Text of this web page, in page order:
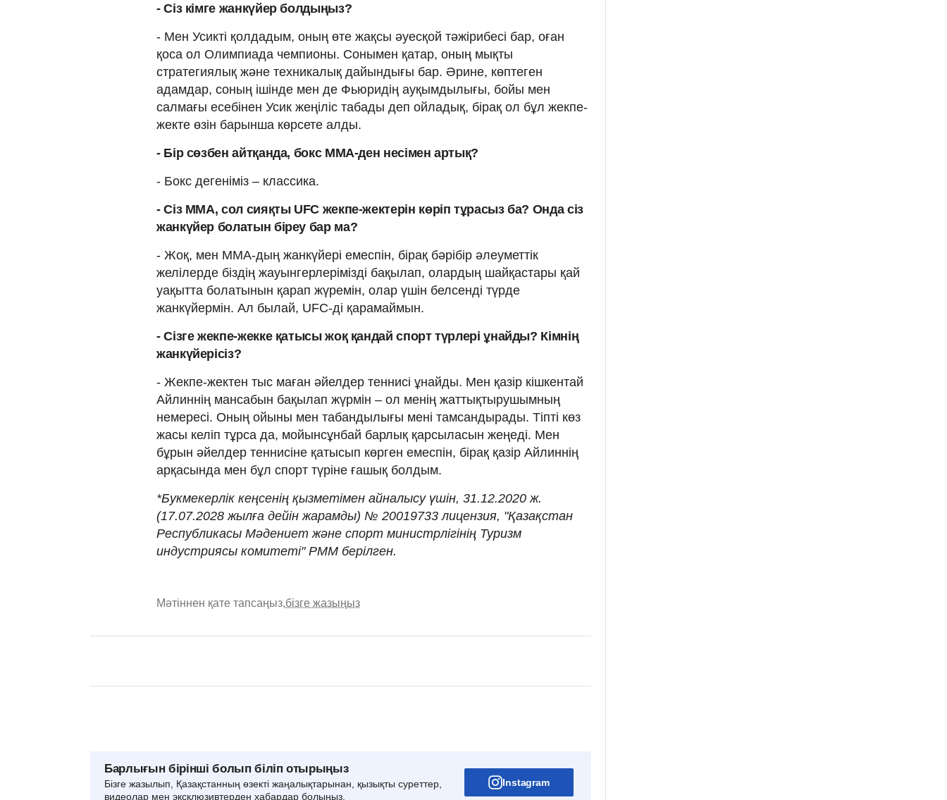
- Сіз кімге жанкүйер болдыңыз?
- Мен Усикті қолдадым, оның өте жақсы әуесқой тәжірибесі бар, оған
қоса ол Олимпиада чемпионы. Сонымен қатар, оның мықты
стратегиялық және техникалық дайындығы бар. Әрине, көптеген
адамдар, соның ішінде мен де Фьюридің ауқымдылығы, бойы мен
салмағы есебінен Усик жеңіліс табады деп ойладық, бірақ ол бұл жекпе-
жекте өзін барынша көрсете алды.
- Бір сөзбен айтқанда, бокс ММА-ден несімен артық?
- Бокс дегеніміз – классика.
- Сіз ММА, сол сияқты UFC жекпе-жектерін көріп тұрасыз ба? Онда сіз
жанкүйер болатын біреу бар ма?
- Жоқ, мен ММА-дың жанкүйері емеспін, бірақ бәрібір әлеуметтік
желілерде біздің жауынгерлерімізді бақылап, олардың шайқастары қай
уақытта болатынын қарап жүремін, олар үшін белсенді түрде
жанкүйермін. Ал былай, UFC-ді қарамаймын.
- Сізге жекпе-жекке қатысы жоқ қандай спорт түрлері ұнайды? Кімнің
жанкүйерісіз?
- Жекпе-жектен тыс маған әйелдер теннисі ұнайды. Мен қазір кішкентай
Айлиннің мансабын бақылап жүрмін – ол менің жаттықтырушымның
немересі. Оның ойыны мен табандылығы мені тамсандырады. Тіпті көз
жасы келіп тұрса да, мойынсұнбай барлық қарсыласын жеңеді. Мен
бұрын әйелдер теннисіне қатысып көрген емеспін, бірақ қазір Айлиннің
арқасында мен бұл спорт түріне ғашық болдым.
*Букмекерлік кеңсенің қызметімен айналысу үшін, 31.12.2020 ж.
(17.07.2028 жылға дейін жарамды) № 20019733 лицензия, "Қазақстан
Республикасы Мәдениет және спорт министрлігінің Туризм
индустриясы комитеті" РММ берілген.
Мәтіннен қате тапсаңыз,бізге жазыңыз
Барлығын бірінші болып біліп отырыңыз
Бізге жазылып, Қазақстанның өзекті жаңалықтарынан, қызықты суреттер,
видеолар мен эксклюзивтерден хабардар болыңыз.
Instagram